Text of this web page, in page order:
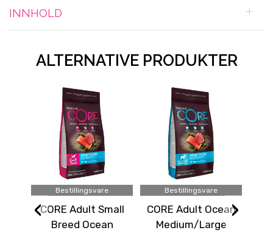
INNHOLD
ALTERNATIVE PRODUKTER
Bestillingsvare
CORE Adult Small
Breed Ocean
Bestillingsvare
CORE Adult Ocean
Medium/Large
‹ ›